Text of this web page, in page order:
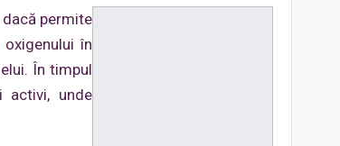
permite
în
În timpul
activi, unde